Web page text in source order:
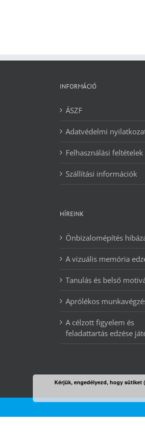
INFORMÁCIÓ
ÁSZF
Adatvédelmi
Felhasználási feltételek
Szállítási információk
HÍREINK
Önbizalomépítés
A vizuális memória
Tanulás és belső
Aprólékos
A célzott figyelem és
feladattartás edzése
Kérjük, engedélyezd, hogy